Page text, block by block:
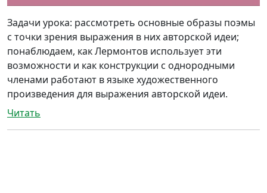
Задачи урока: рассмотреть основные образы поэмы
с точки зрения выражения в них авторской идеи;
понаблюдаем, как Лермонтов использует эти
возможности и как конструкции с однородными
членами работают в языке художественного
произведения для выражения авторской идеи.
Читать